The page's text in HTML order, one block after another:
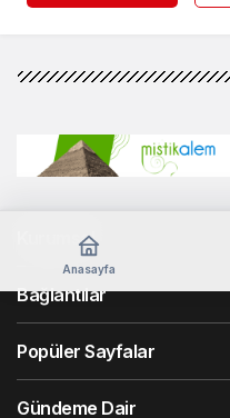
Anasayfa
Kurumsal
Bağlantılar
Popüler Sayfalar
Gündeme Dair